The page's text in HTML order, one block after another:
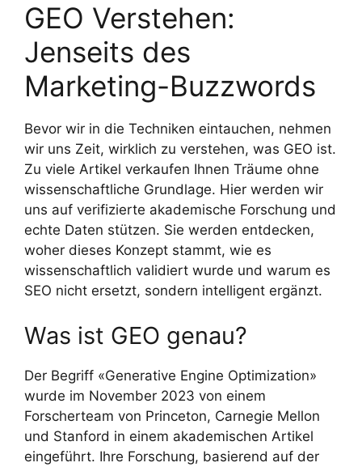
GEO Verstehen:
Jenseits des
Marketing-Buzzwords
Bevor wir in die Techniken eintauchen, nehmen
wir uns Zeit, wirklich zu verstehen, was GEO ist.
Zu viele Artikel verkaufen Ihnen Träume ohne
wissenschaftliche Grundlage. Hier werden wir
uns auf verifizierte akademische Forschung und
echte Daten stützen. Sie werden entdecken,
woher dieses Konzept stammt, wie es
wissenschaftlich validiert wurde und warum es
SEO nicht ersetzt, sondern intelligent ergänzt.
Was ist GEO genau?
Der Begriff «Generative Engine Optimization»
wurde im November 2023 von einem
Forscherteam von Princeton, Carnegie Mellon
und Stanford in einem akademischen Artikel
eingeführt. Ihre Forschung, basierend auf der